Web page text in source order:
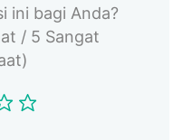
ini bagi Anda?
/ 5 Sangat